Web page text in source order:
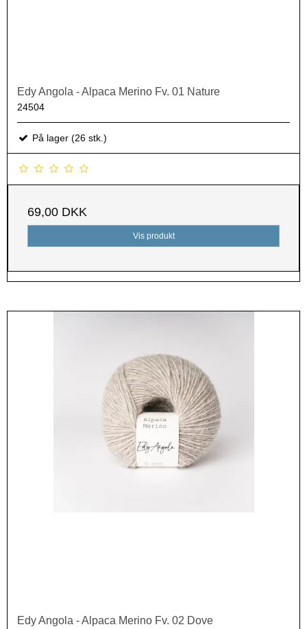
Edy Angola - Alpaca Merino Fv. 01 Nature
24504
På lager (26 stk.)
69,00 DKK
Vis produkt
Edy Angola - Alpaca Merino Fv. 02 Dove